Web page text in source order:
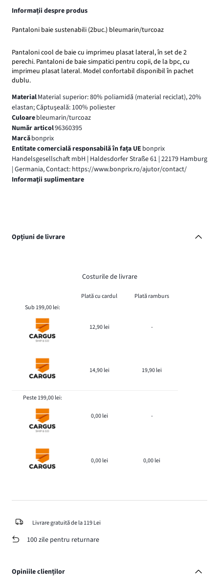
Informații despre produs
Pantaloni baie sustenabili (2buc.) bleumarin/turcoaz
Pantaloni cool de baie cu imprimeu plasat lateral, în set de 2
perechi. Pantaloni de baie simpatici pentru copii, de la bpc, cu
imprimeu plasat lateral. Model confortabil disponibil în pachet
dublu.
MaterialMaterial superior: 80% poliamidă (material reciclat), 20%
elastan; Căptuşeală: 100% poliester
Culoarebleumarin/turcoaz
Număr articol96360395
Marcăbonprix
Entitate comercială responsabilă în fața UE bonprix
Handelsgesellschaft mbH | Haldesdorfer Straße 61 | 22179 Hamburg
| Germania, Contact: https://www.bonprix.ro/ajutor/contact/
Informaţii suplimentare
Opțiuni de livrare
Costurile de livrare
Plată cu cardul
Plată ramburs
Sub 199,00 lei:
12,90 lei -
14,90 lei 19,90 lei
Peste 199,00 lei:
0,00 lei -
0,00 lei 0,00 lei
Livrare gratuită de la 119 Lei
100 zile pentru returnare
Opiniile clienților